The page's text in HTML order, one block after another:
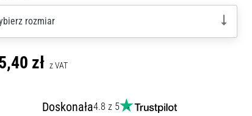
rozmiar
zł z VAT
Doskonała4.8 z 5